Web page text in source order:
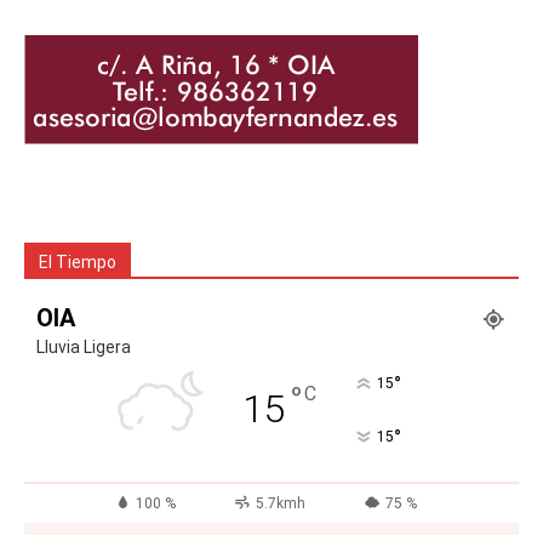
El Tiempo
OIA
Lluvia Ligera
15 °C 15°
15°
100 % 5.7kmh 75 %